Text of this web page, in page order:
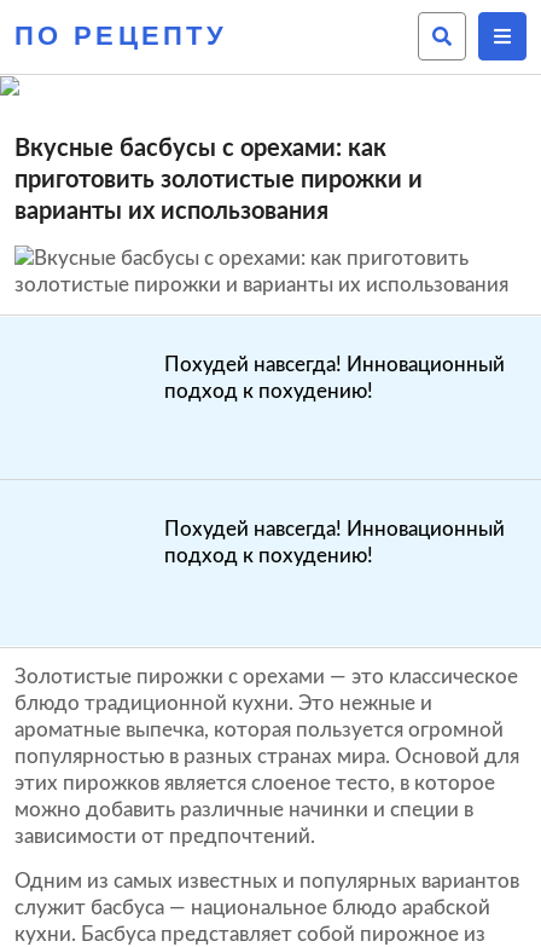
ПО РЕЦЕПТУ
Вкусные басбусы с орехами: как
приготовить золотистые пирожки и
варианты их использования
Похудей навсегда! Инновационный
подход к похудению!
Похудей навсегда! Инновационный
подход к похудению!
Золотистые пирожки с орехами — это классическое
блюдо традиционной кухни. Это нежные и
ароматные выпечка, которая пользуется огромной
популярностью в разных странах мира. Основой для
этих пирожков является слоеное тесто, в которое
можно добавить различные начинки и специи в
зависимости от предпочтений.
Одним из самых известных и популярных вариантов
служит басбуса — национальное блюдо арабской
кухни. Басбуса представляет собой пирожное из